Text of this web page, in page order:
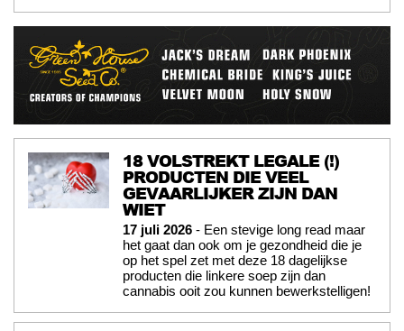
18 VOLSTREKT LEGALE (!)
PRODUCTEN DIE VEEL
GEVAARLIJKER ZIJN DAN
WIET
17 juli 2026 - Een stevige long read maar
het gaat dan ook om je gezondheid die je
op het spel zet met deze 18 dagelijkse
producten die linkere soep zijn dan
cannabis ooit zou kunnen bewerkstelligen!